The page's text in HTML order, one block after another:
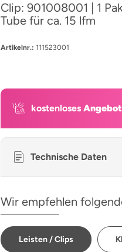
Clip: 901008001 | 1
Tube für ca. 15 lfm
Artikelnr.: 111523001
kostenloses Angebot
Technische Daten
Wir empfehlen
Leisten / Clips